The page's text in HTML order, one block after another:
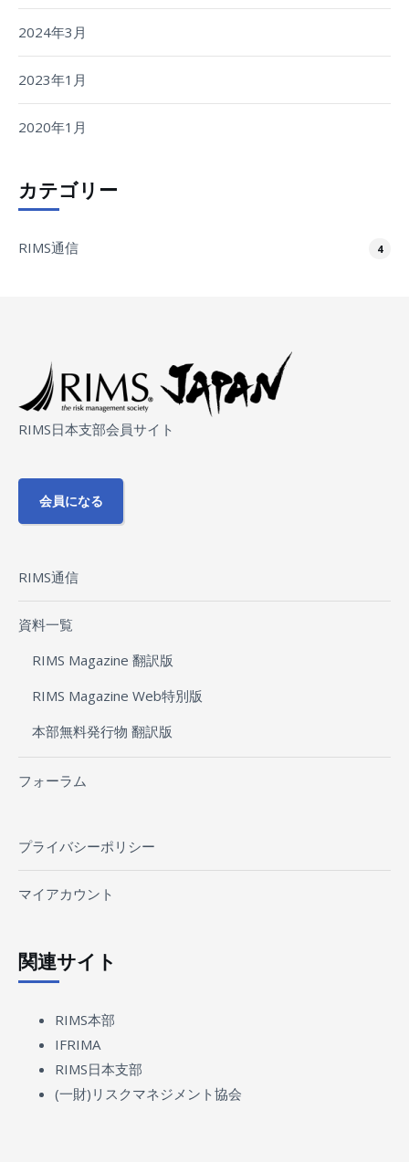
2024年3月
2023年1月
2020年1月
カテゴリー
RIMS通信 4
RIMS日本支部会員サイト
会員になる
RIMS通信
資料一覧
RIMS Magazine 翻訳版
RIMS Magazine Web特別版
本部無料発行物 翻訳版
フォーラム
プライバシーポリシー
マイアカウント
関連サイト
RIMS本部
IFRIMA
RIMS日本支部
(一財)リスクマネジメント協会